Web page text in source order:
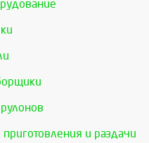
и раздачи